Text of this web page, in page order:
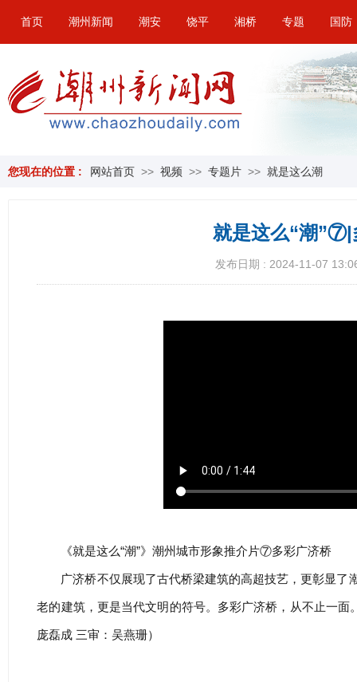
首页 潮州新闻 潮安 饶平 湘桥 专题 国防
您现在的位置 : 网站首页 >> 视频 >> 专题片 >> 就是这么潮
就是这么“潮”⑦|
发布日期 : 2024-11-07
《就是这么“潮”》潮州城市形象推介片⑦多彩广济桥
广济桥不仅展现了古代桥梁建筑的高超技艺，更彰显
老的建筑，更是当代文明的符号。多彩广济桥，从不止一面
庞磊成 三审：吴燕珊）